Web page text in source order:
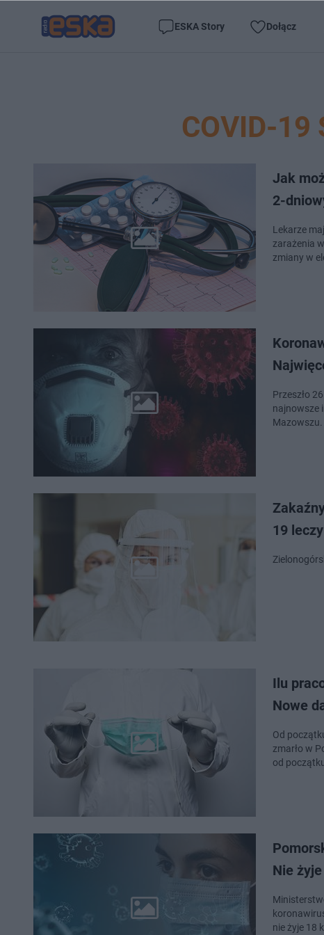
ESKA Story Dołącz
COVID-19
Jak
2-
Lekarze
zarażenia
zmiany w
Przeszło
najnowsze
Mazowszu.
19
Ilu
Nowe
Od
zmarło w
od
Nie
nie żyje 18